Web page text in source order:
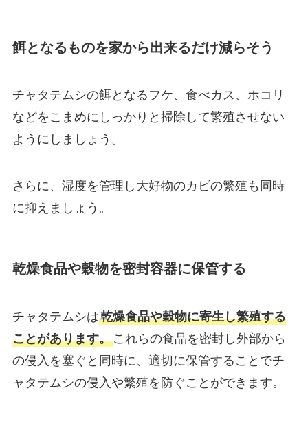
餌となるものを家から出来るだけ減らそう
チャタテムシの餌となるフケ、食べカス、ホコリ
などをこまめにしっかりと掃除して繁殖させない
ようにしましょう。
さらに、湿度を管理し大好物のカビの繁殖も同時
に抑えましょう。
乾燥食品や穀物を密封容器に保管する
チャタテムシは乾燥食品や穀物に寄生し繁殖する
ことがあります。これらの食品を密封し外部から
の侵入を塞ぐと同時に、適切に保管することでチ
ャタテムシの侵入や繁殖を防ぐことができます。